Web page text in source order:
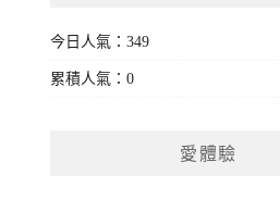
今日人氣：349
累積人氣：0
愛體驗